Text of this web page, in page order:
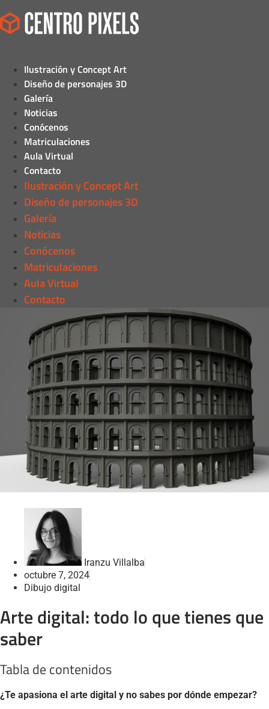
Ilustración y Concept Art
Diseño de personajes 3D
Galería
Noticias
Conócenos
Matriculaciones
Aula Virtual
Contacto
Ilustración y Concept Art
Diseño de personajes 3D
Galería
Noticias
Conócenos
Matriculaciones
Aula Virtual
Contacto
Iranzu Villalba
octubre 7, 2024
Dibujo digital
Arte digital: todo lo que tienes que
saber
Tabla de contenidos
¿Te apasiona el arte digital y no sabes por dónde empezar?